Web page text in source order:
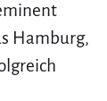
Hamburg,